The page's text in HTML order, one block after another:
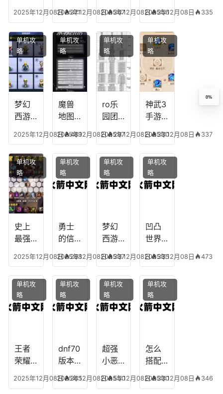
合平
搭
配，
王者
最强
的主
播
2025年12月08日 371
搭
配，
王国
纪元
最强
2025年12月08日 367
宫攻
略，
君心
我心
剧情
文本
2025年12月08日 356
能加
点
图，
地下
城剑
神用
什么
装备
2025年12月08日 335
梦幻
西游
凡，
梦幻
十二
生肖
2025年12月08日 489
单机攻
略
魔兽
地图
任务
攻
略，
魔兽
世界
2025年12月08日 297
单机攻
略
ro乐
园团
附
魔，
乐园
团装
备任
2025年12月08日 330
单机攻
略
神武3
手游
辅助
技能
加
点，
神武
龙宫
怎么
2025年12月08日 337
单机攻
略
史上
最强
容搭
配，
最强
法师
2025年12月08日 298
单机攻
略
勇士
的信
物技
能，
勇士
的信
仰宠
个好
2025年12月08日 337
单机攻
略
梦幻
西游
炼丹
炉攻
略，
梦幻
西游
炉攻
略图
2025年12月08日 335
单机攻
略
凹凸
世界
全部
阵容
搭
配，
凹凸
阵容
搭配
2025年12月08日 473
单机攻
略
王者
荣耀S
2025年12月08日 365
单机攻
略
dnf70
版本
药装
2025年12月08日 550
单机攻
略
超强
小恶
容搭
2025年12月08日 330
单机攻
略
怎么
搭配
专家
2025年12月08日 346
单机攻
略
0%